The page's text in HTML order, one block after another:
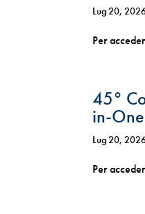
Lug 20,
Per
45°
in-
Lug 20,
Per